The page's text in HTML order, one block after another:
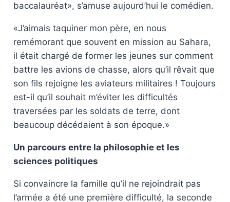
baccalauréat», s’amuse aujourd’hui le comédien.
«J’aimais taquiner mon père, en nous
remémorant que souvent en mission au Sahara,
il était chargé de former les jeunes sur comment
battre les avions de chasse, alors qu’il rêvait que
son fils rejoigne les aviateurs militaires ! Toujours
est-il qu’il souhait m’éviter les difficultés
traversées par les soldats de terre, dont
beaucoup décédaient à son époque.»
Un parcours entre la philosophie et les
sciences politiques
Si convaincre la famille qu’il ne rejoindrait pas
l’armée a été une première difficulté, la seconde